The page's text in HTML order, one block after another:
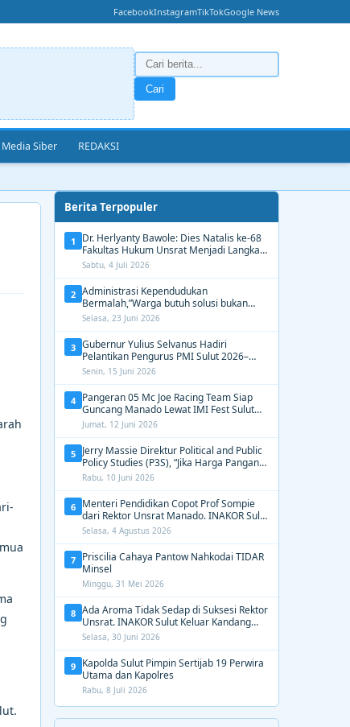
FacebookInstagramTikTokGoogle News
Cari
Siber REDAKSI
Berita Terpopuler
1
Dr. Herlyanty Bawole: Dies Natalis ke-68
Fakultas Hukum Unsrat Menjadi Langkah
Nyata Membangun Generasi Hukum
Berdampak
Sabtu, 4 Juli 2026
2 Administrasi Kependudukan
Bermalah,”Warga butuh solusi bukan
Alasan dari Disdukcapil Manado
Selasa, 23 Juni 2026
3 Gubernur Yulius Selvanus Hadiri
Pelantikan Pengurus PMI Sulut 2026–
2031, Tekankan Gerak Cepat untuk
Kemanusiaan
Senin, 15 Juni 2026
4 Pangeran 05 Mc Joe Racing Team Siap
Guncang Manado Lewat IMI Fest Sulut
2026 Apex Drag Championship
Jumat, 12 Juni 2026
5 Jerry Massie Direktur Political and Public
Policy Studies (P3S), “Jika Harga Pangan
Tak Terkendali, Zulhas dan Budi Santoso
Tak Layak Dipertahankan”
Rabu, 10 Juni 2026
6 Menteri Pendidikan Copot Prof Sompie
dari Rektor Unsrat Manado. INAKOR Sulut
Kawal Unsur Pidana dan Siap Bongkar
Aroma Busuk di Suksesi Rektor
Selasa, 4 Agustus 2026
7 Priscilia Cahaya Pantow Nahkodai TIDAR
Minsel
Minggu, 31 Mei 2026
8 Ada Aroma Tidak Sedap di Suksesi Rektor
Unsrat. INAKOR Sulut Keluar Kandang
Kawal Proses Seleksi
Selasa, 30 Juni 2026
9 Kapolda Sulut Pimpin Sertijab 19 Perwira
Utama dan Kapolres
Rabu, 8 Juli 2026